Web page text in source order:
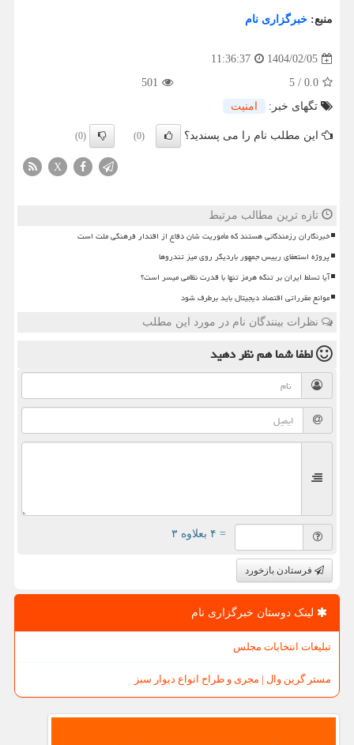
منبع: خبرگزاری نام
1404/02/05
11:36:37
0.0
/
5
501
تگهای خبر:
امنیت
این مطلب نام را می پسندید؟ (0)
(0)
X
تازه ترین مطالب مرتبط
خبرنگاران رزمندگانی هستند که مأموریت شان دفاع از اقتدار فرهنگی ملت است
پروژه استعفای رییس جمهور باردیگر روی میز تندروها
آیا تسلط ایران بر تنگه هرمز تنها با قدرت نظامی میسر است؟
موانع مقرراتی اقتصاد دیجیتال باید برطرف شود
نظرات بینندگان نام در مورد این مطلب
لطفا شما همنظر دهید
= ۴ بعلاوه ۳
فرستادن بازخورد
لینک دوستان خبرگزاری نام
تبلیغات انتخابات مجلس
مستر گرین وال | مجری و طراح انواع دیوار سبز